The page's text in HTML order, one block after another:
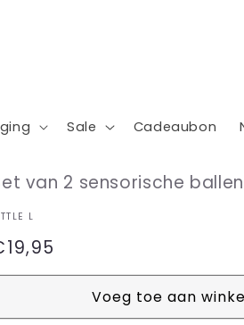
Sale Cadeaubon
van 2 sensorische
L
Voeg toe aan